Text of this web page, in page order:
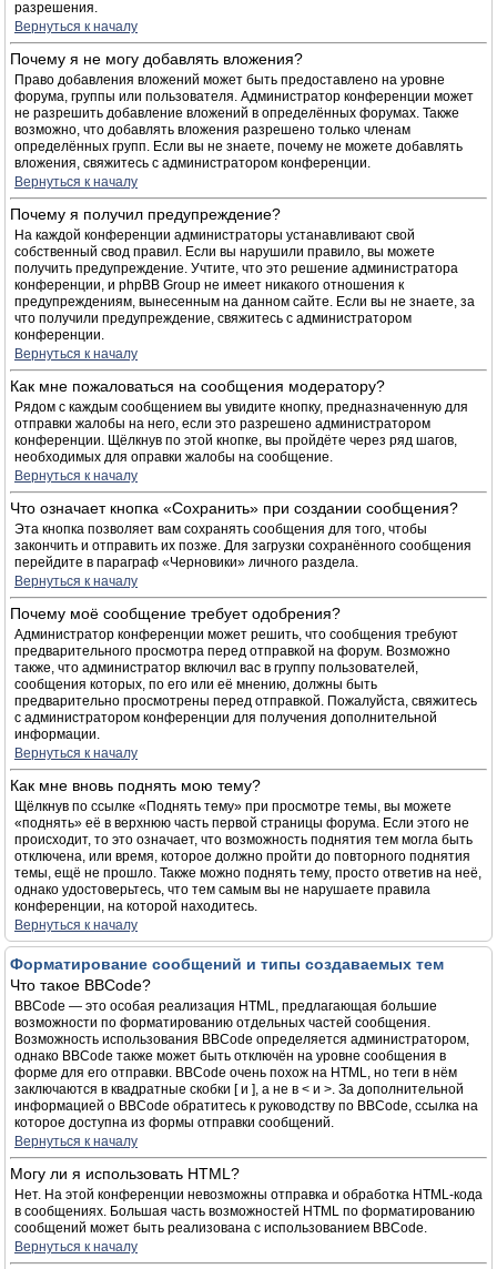
разрешения.
Вернуться к началу
Почему я не могу добавлять вложения?
Право добавления вложений может быть предоставлено на уровне
форума, группы или пользователя. Администратор конференции может
не разрешить добавление вложений в определённых форумах. Также
возможно, что добавлять вложения разрешено только членам
определённых групп. Если вы не знаете, почему не можете добавлять
вложения, свяжитесь с администратором конференции.
Вернуться к началу
Почему я получил предупреждение?
На каждой конференции администраторы устанавливают свой
собственный свод правил. Если вы нарушили правило, вы можете
получить предупреждение. Учтите, что это решение администратора
конференции, и phpBB Group не имеет никакого отношения к
предупреждениям, вынесенным на данном сайте. Если вы не знаете, за
что получили предупреждение, свяжитесь с администратором
конференции.
Вернуться к началу
Как мне пожаловаться на сообщения модератору?
Рядом с каждым сообщением вы увидите кнопку, предназначенную для
отправки жалобы на него, если это разрешено администратором
конференции. Щёлкнув по этой кнопке, вы пройдёте через ряд шагов,
необходимых для оправки жалобы на сообщение.
Вернуться к началу
Что означает кнопка «Сохранить» при создании сообщения?
Эта кнопка позволяет вам сохранять сообщения для того, чтобы
закончить и отправить их позже. Для загрузки сохранённого сообщения
перейдите в параграф «Черновики» личного раздела.
Вернуться к началу
Почему моё сообщение требует одобрения?
Администратор конференции может решить, что сообщения требуют
предварительного просмотра перед отправкой на форум. Возможно
также, что администратор включил вас в группу пользователей,
сообщения которых, по его или её мнению, должны быть
предварительно просмотрены перед отправкой. Пожалуйста, свяжитесь
с администратором конференции для получения дополнительной
информации.
Вернуться к началу
Как мне вновь поднять мою тему?
Щёлкнув по ссылке «Поднять тему» при просмотре темы, вы можете
«поднять» её в верхнюю часть первой страницы форума. Если этого не
происходит, то это означает, что возможность поднятия тем могла быть
отключена, или время, которое должно пройти до повторного поднятия
темы, ещё не прошло. Также можно поднять тему, просто ответив на неё,
однако удостоверьтесь, что тем самым вы не нарушаете правила
конференции, на которой находитесь.
Вернуться к началу
Форматирование сообщений и типы создаваемых тем
Что такое BBCode?
BBCode — это особая реализация HTML, предлагающая большие
возможности по форматированию отдельных частей сообщения.
Возможность использования BBCode определяется администратором,
однако BBCode также может быть отключён на уровне сообщения в
форме для его отправки. BBCode очень похож на HTML, но теги в нём
заключаются в квадратные скобки [ и ], а не в < и >. За дополнительной
информацией о BBCode обратитесь к руководству по BBCode, ссылка на
которое доступна из формы отправки сообщений.
Вернуться к началу
Могу ли я использовать HTML?
Нет. На этой конференции невозможны отправка и обработка HTML-кода
в сообщениях. Большая часть возможностей HTML по форматированию
сообщений может быть реализована с использованием BBCode.
Вернуться к началу